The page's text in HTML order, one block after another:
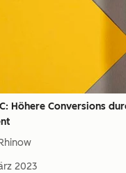
Höhere Conversions
2023